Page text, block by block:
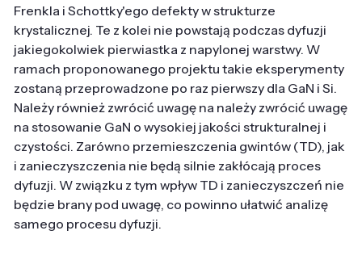
Frenkla i Schottky'ego defekty w strukturze
krystalicznej. Te z kolei nie powstają podczas dyfuzji
jakiegokolwiek pierwiastka z napylonej warstwy. W
ramach proponowanego projektu takie eksperymenty
zostaną przeprowadzone po raz pierwszy dla GaN i Si.
Należy również zwrócić uwagę na należy zwrócić uwagę
na stosowanie GaN o wysokiej jakości strukturalnej i
czystości. Zarówno przemieszczenia gwintów (TD), jak
i zanieczyszczenia nie będą silnie zakłócają proces
dyfuzji. W związku z tym wpływ TD i zanieczyszczeń nie
będzie brany pod uwagę, co powinno ułatwić analizę
samego procesu dyfuzji.